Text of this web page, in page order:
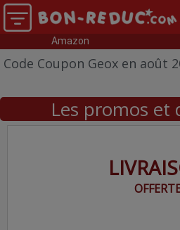
Amazon
Code Coupon Geox en août
Les promos et